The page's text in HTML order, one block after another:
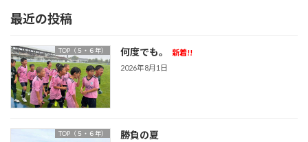
最近の投稿
TOP（５・６年） 何度でも。
新着!!
2026年8月1日
TOP（５・６年） 勝負の夏